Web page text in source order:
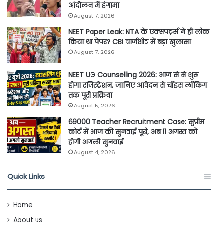
आंदोलन में हंगामा
August 7, 2026
NEET Paper Leak: NTA के एक्सपर्ट्स ने ही लीक
किया था पेपर? CBI चार्जशीट में बड़ा खुलासा
August 7, 2026
NEET UG Counselling 2026: आज से से शुरू
होगा रजिस्ट्रेशन, जानिए आवेदन से चॉइस लॉकिंग
तक पूरी प्रक्रिया
August 5, 2026
69000 Teacher Recruitment Case: सुप्रीम
कोर्ट में आज की सुनवाई पूरी, अब 11 अगस्त को
होगी अगली सुनवाई
August 4, 2026
Quick Links
Home
About us